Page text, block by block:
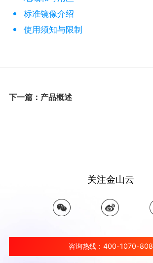
标准镜像介绍
使用须知与限制
下一篇：产品概述
关注金山云
咨询热线：400-1070-808